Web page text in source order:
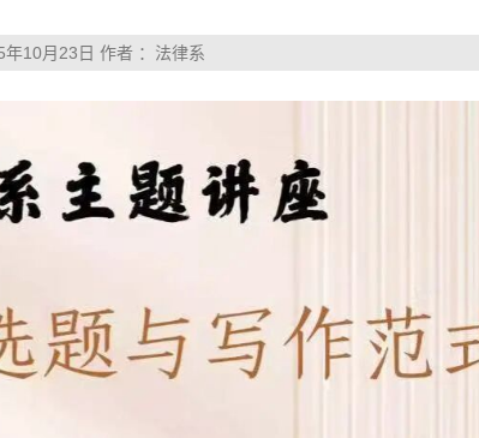
年10月23日 作者 ：法律系